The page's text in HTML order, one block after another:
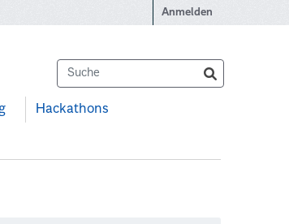
Anmelden
Hackathons